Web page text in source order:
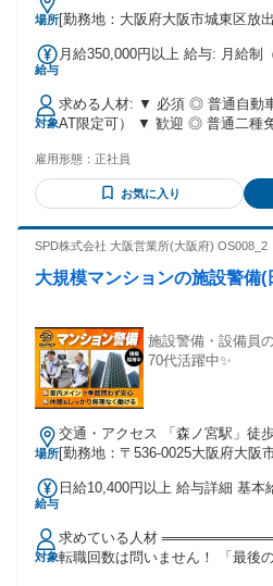
場所[勤務地：大阪府大阪市城東区放
給与
月給350,000円以上 給与: 月給制（歩合給） ▼ 年収モデル
501万円 ◎ 賞与年2回（夏・冬）
対象
求める人材: ▼ 必須 ◎ 普通自動車免許（取得から3年以上、
AT限定可） ▼ 歓迎 ◎ 普通二種免許・大型二種免許をお持ち
━━━━━━━━━━━━━━━━ こ
━━━━━━━━━━━━━━━━ ✅
界・職種未経験OK ✅ ブランク
雇用形態： 正社員
お気に入り
SPD株式会社 大阪営業所(大阪府) OS008_2
大規模マンションの施設警備(
施設警備・設備員
70代活躍中✨
場所
交通・アクセス 「森ノ宮駅」徒
[勤務地：〒536-0025大阪府大阪
給与
日給10,400円以上 給与詳細 基本給：
勤・家族手当金額：なし 全員に
金額：なし
対象
求めている人材
転職回数は問いません！ 「最後